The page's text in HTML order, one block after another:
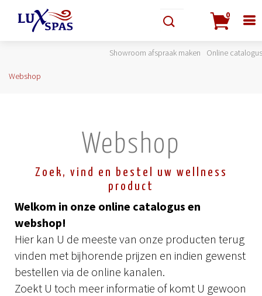
0
Showroom afspraak maken Online catalogus
Webshop
Webshop
Zoek, vind en bestel uw wellness
product
Welkom in onze online catalogus en
webshop!
Hier kan U de meeste van onze producten terug
vinden met bijhorende prijzen en indien gewenst
bestellen via de online kanalen.
Zoekt U toch meer informatie of komt U gewoon